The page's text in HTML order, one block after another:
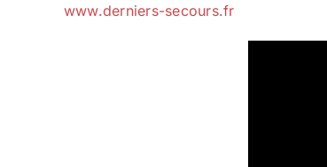
www.derniers-secours.fr